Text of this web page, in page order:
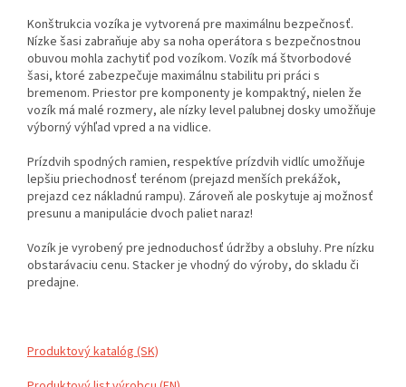
Konštrukcia vozíka je vytvorená pre maximálnu bezpečnosť.
Nízke šasi zabraňuje aby sa noha operátora s bezpečnostnou
obuvou mohla zachytiť pod vozíkom. Vozík má štvorbodové
šasi, ktoré zabezpečuje maximálnu stabilitu pri práci s
bremenom. Priestor pre komponenty je kompaktný, nielen že
vozík má malé rozmery, ale nízky level palubnej dosky umožňuje
výborný výhľad vpred a na vidlice.
Prízdvih spodných ramien, respektíve prízdvih vidlíc umožňuje
lepšiu priechodnosť terénom (prejazd menších prekážok,
prejazd cez nákladnú rampu). Zároveň ale poskytuje aj možnosť
presunu a manipulácie dvoch paliet naraz!
Vozík je vyrobený pre jednoduchosť údržby a obsluhy. Pre nízku
obstarávaciu cenu. Stacker je vhodný do výroby, do skladu či
predajne.
Produktový katalóg (SK)